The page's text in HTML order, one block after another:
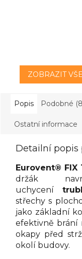
ZOBRAZIT
Popis Podobné
Ostatní informace
Detailní popis
Eurovent® FIX
držák
uchycení
střechy s
jako základní
efektivně brání
okapy před
okolí budovy.